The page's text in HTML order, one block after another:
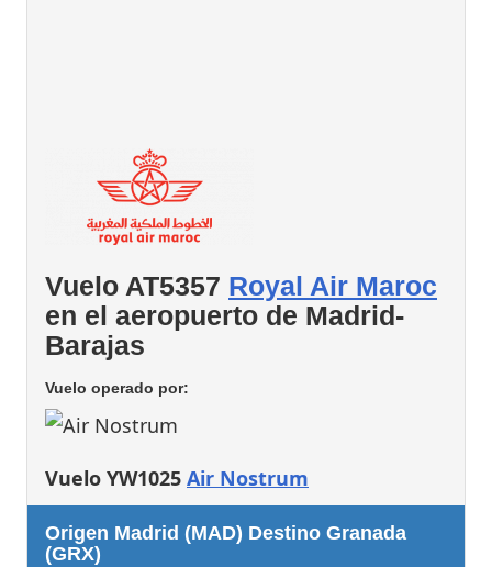
Vuelo AT5357 Royal Air Maroc
en el aeropuerto de Madrid-
Barajas
Vuelo operado por:
Vuelo YW1025 Air Nostrum
Origen Madrid (MAD) Destino Granada
(GRX)